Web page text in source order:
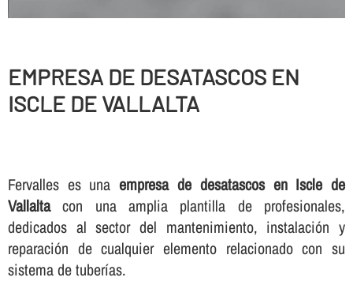
EMPRESA DE DESATASCOS EN
ISCLE DE VALLALTA
Fervalles es unaempresa de desatascos en Iscle de
Vallaltacon una amplia plantilla de profesionales,
dedicados al sector del mantenimiento, instalación y
reparación de cualquier elemento relacionado con su
sistema de tuberí­as.